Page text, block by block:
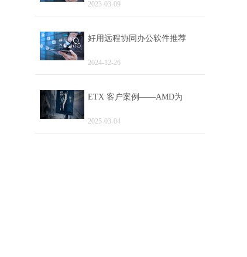
2023-03-09
好用远程协同办公软件推荐
2024-12-26
ETX 客户案例——AMD为
2025-03-04